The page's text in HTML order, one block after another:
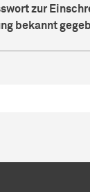
zur
bekannt